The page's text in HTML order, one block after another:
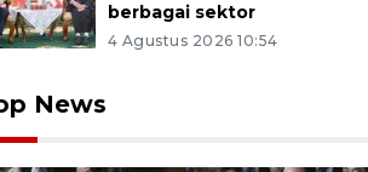
berbagai sektor
4 Agustus 2026 10:54
News